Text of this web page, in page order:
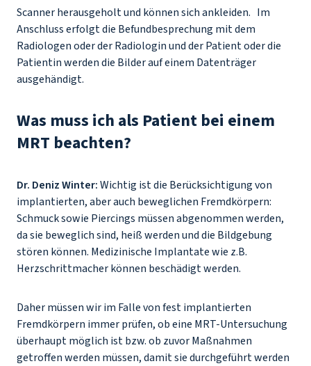
Scanner herausgeholt und können sich ankleiden. Im
Anschluss erfolgt die Befundbesprechung mit dem
Radiologen oder der Radiologin und der Patient oder die
Patientin werden die Bilder auf einem Datenträger
ausgehändigt.
Was muss ich als Patient bei einem
MRT beachten?
Dr. Deniz Winter:Wichtig ist die Berücksichtigung von
implantierten, aber auch beweglichen Fremdkörpern:
Schmuck sowie Piercings müssen abgenommen werden,
da sie beweglich sind, heiß werden und die Bildgebung
stören können. Medizinische Implantate wie z.B.
Herzschrittmacher können beschädigt werden.
Daher müssen wir im Falle von fest implantierten
Fremdkörpern immer prüfen, ob eine MRT-Untersuchung
überhaupt möglich ist bzw. ob zuvor Maßnahmen
getroffen werden müssen, damit sie durchgeführt werden